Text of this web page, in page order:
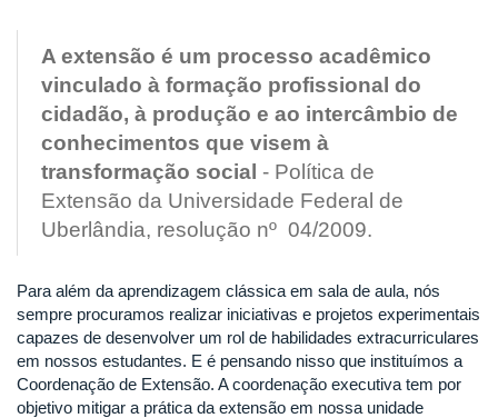
A extensão é um processo acadêmico
vinculado à formação profissional do
cidadão, à produção e ao intercâmbio de
conhecimentos que visem à
transformação social - Política de
Extensão da Universidade Federal de
Uberlândia, resolução nº 04/2009.
Para além da aprendizagem clássica em sala de aula, nós
sempre procuramos realizar iniciativas e projetos experimentais
capazes de desenvolver um rol de habilidades extracurriculares
em nossos estudantes. E é pensando nisso que instituímos a
Coordenação de Extensão. A coordenação executiva tem por
objetivo mitigar a prática da extensão em nossa unidade